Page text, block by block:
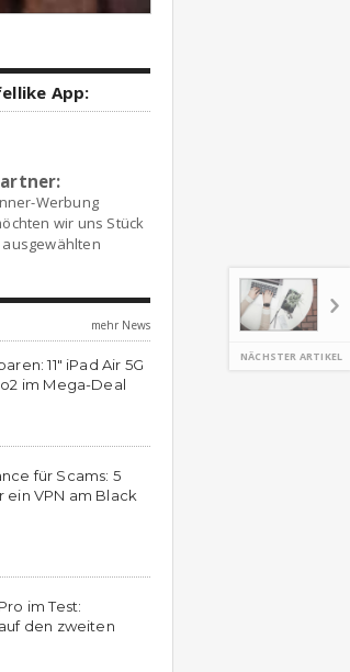
NÄCHSTER ARTIKEL
App:
Werbung
wir uns Stück
mehr News
11″ iPad Air 5G
im Mega-Deal
für Scams: 5
ein VPN am Black
im Test:
den zweiten